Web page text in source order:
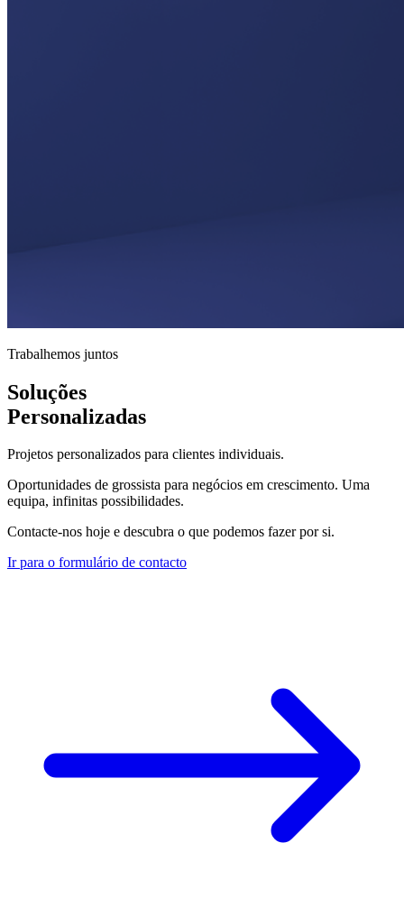
Trabalhemos juntos
Soluções
Personalizadas
Projetos personalizados para clientes individuais.
Oportunidades de grossista para negócios em crescimento. Uma
equipa, infinitas possibilidades.
Contacte-nos hoje e descubra o que podemos fazer por si.
Ir para o formulário de contacto